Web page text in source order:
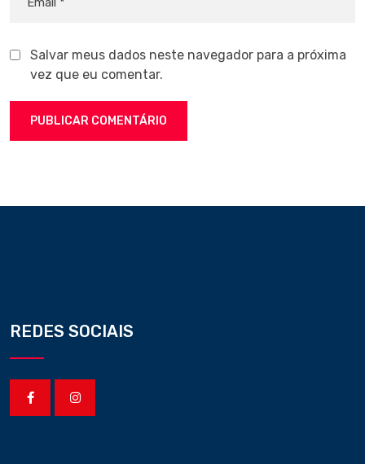
Salvar meus dados neste navegador para a próxima
vez que eu comentar.
REDES SOCIAIS